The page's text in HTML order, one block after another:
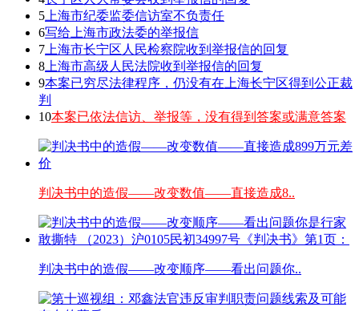
5 上海市纪委监委信访室不负责任
6写给上海市政法委的举报信
7 上海市长宁区人民检察院收到举报信的回复
8 上海市高级人民法院收到举报信的回复
9本案已穷尽法律程序，仍没有在上海长宁区得到公正裁
判
10本案已依法信访、举报等，没有得到答案或满意答案
判决书中的造假——改变数值——直接造成8..
判决书中的造假——改变顺序——看出问题你..